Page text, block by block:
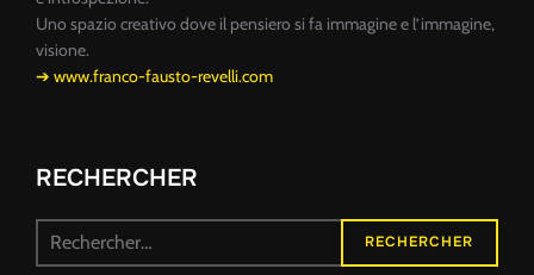
Uno spazio creativo dove il pensiero si fa immagine e l’immagine,
visione.
➔ www.franco-fausto-revelli.com
RECHERCHER
Recherche
RECHERCHER